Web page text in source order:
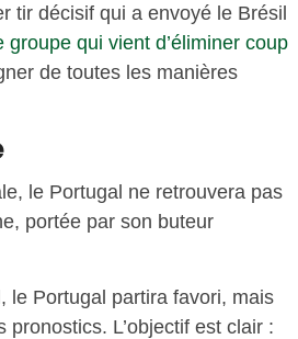
tir décisif qui a envoyé le Brésil
groupe qui vient d’éliminer coup
de toutes les manières
le Portugal ne retrouvera pas
portée par son buteur
le Portugal partira favori, mais
L’objectif est clair :